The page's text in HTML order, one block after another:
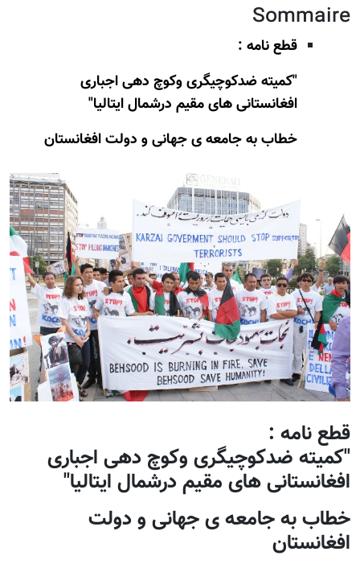
Sommaire
قطع نامه :
"کمیته ضدکوچیگری وکوچ دهی اجباری
افغانستانی های مقیم درشمال ایتالیا"
خطاب به جامعه ی جهانی و دولت افغانستان
قطع نامه :
"کمیته ضدکوچیگری وکوچ دهی اجباری
افغانستانی های مقیم درشمال ایتالیا"
خطاب به جامعه ی جهانی و دولت
افغانستان